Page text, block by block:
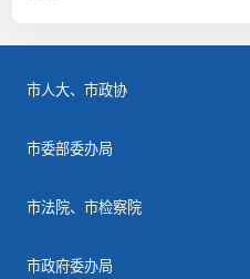
市人大、市政协
市委部委办局
市法院、市检察院
市政府委办局